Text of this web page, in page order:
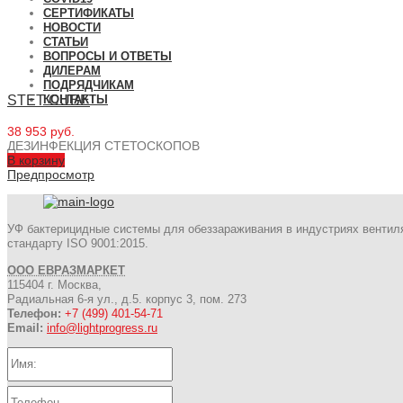
СЕРТИФИКАТЫ
НОВОСТИ
СТАТЬИ
ВОПРОСЫ И ОТВЕТЫ
ДИЛЕРАМ
ПОДРЯДЧИКАМ
КОНТАКТЫ
STET CUBE
38 953 руб.
ДЕЗИНФЕКЦИЯ СТЕТОСКОПОВ
В корзину
Предпросмотр
УФ бактерицидные системы для обеззараживания в индустриях
стандарту ISO 9001:2015.
ООО ЕВРАЗМАРКЕТ
115404 г. Москва,
Радиальная 6-я ул., д.5. корпус 3, пом. 273
Телефон: +7 (499) 401-54-71
Email: info@lightprogress.ru